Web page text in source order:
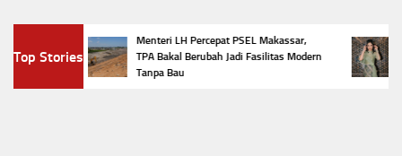
Top Stories
Menteri LH Percepat PSEL Makassar,
TPA Bakal Berubah Jadi Fasilitas Modern
Tanpa Bau
5